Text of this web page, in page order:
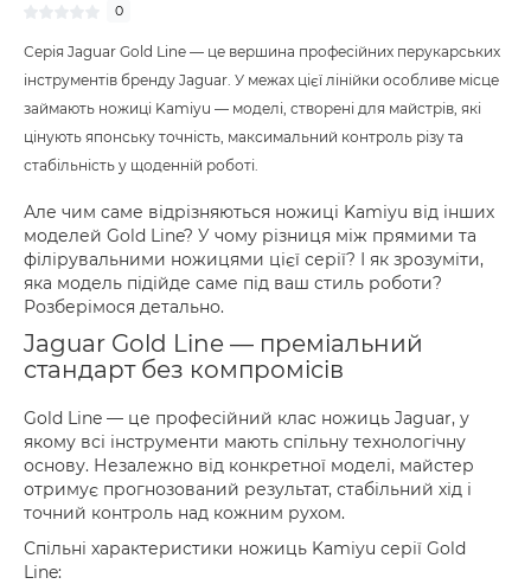
0
Серія Jaguar Gold Line — це вершина професійних перукарських
інструментів бренду Jaguar. У межах цієї лінійки особливе місце
займають ножиці Kamiyu — моделі, створені для майстрів, які
цінують японську точність, максимальний контроль різу та
стабільність у щоденній роботі.
Але чим саме відрізняються ножиці Kamiyu від інших
моделей Gold Line? У чому різниця між прямими та
філірувальними ножицями цієї серії? І як зрозуміти,
яка модель підійде саме під ваш стиль роботи?
Розберімося детально.
Jaguar Gold Line — преміальний
стандарт без компромісів
Gold Line — це професійний клас ножиць Jaguar, у
якому всі інструменти мають спільну технологічну
основу. Незалежно від конкретної моделі, майстер
отримує прогнозований результат, стабільний хід і
точний контроль над кожним рухом.
Спільні характеристики ножиць Kamiyu серії Gold
Line: